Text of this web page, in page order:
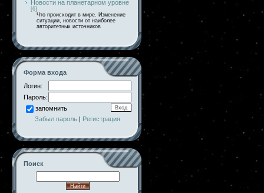
Новости на планетарном уровне
[6]
Что происходит в мире. Изменение
ситуации, новости от наиболее
авторитетных источников
Форма входа
Логин:
Пароль:
запомнить
Забыл пароль | Регистрация
Поиск